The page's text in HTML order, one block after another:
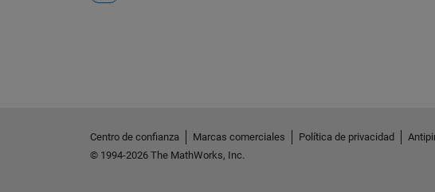
Centro de confianza Marcas comerciales Política de privacidad
© 1994-2026 The MathWorks, Inc.